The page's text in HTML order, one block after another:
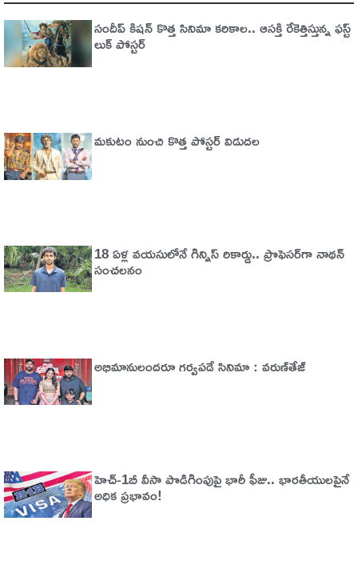
సందీప్ కిషన్ కొత్త సినిమా కరికాల.. ఆసక్తి రేకెత్తిస్తున్న ఫస్ట్
లుక్ పోస్టర్
మకుటం నుంచి కొత్త పోస్టర్ విడుదల
18 ఏళ్ల వయసులోనే గిన్నిస్ రికార్డు.. ప్రొఫెసర్‌గా నాథన్
సంచలనం
అభిమానులందరూ గర్వపడే సినిమా : వరుణ్‌తేజ్‌
హెచ్‌-1బీ వీసా పొడిగింపుపై భారీ ఫీజు.. భారతీయులపైనే
అధిక ప్రభావం!